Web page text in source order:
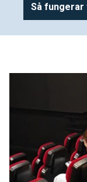
Så fungerar